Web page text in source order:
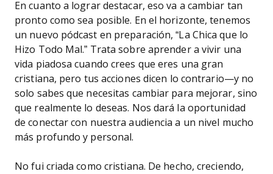
En cuanto a lograr destacar, eso va a cambiar tan
pronto como sea posible. En el horizonte, tenemos
un nuevo pódcast en preparación, “La Chica que lo
Hizo Todo Mal.” Trata sobre aprender a vivir una
vida piadosa cuando crees que eres una gran
cristiana, pero tus acciones dicen lo contrario—y no
solo sabes que necesitas cambiar para mejorar, sino
que realmente lo deseas. Nos dará la oportunidad
de conectar con nuestra audiencia a un nivel mucho
más profundo y personal.
No fui criada como cristiana. De hecho, creciendo,